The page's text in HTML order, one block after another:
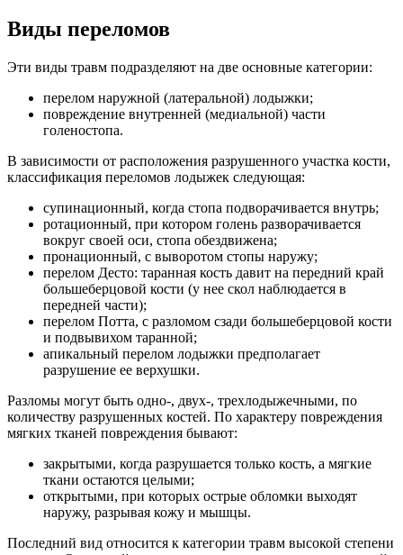
Виды переломов
Эти виды травм подразделяют на две основные категории:
перелом наружной (латеральной) лодыжки;
повреждение внутренней (медиальной) части
голеностопа.
В зависимости от расположения разрушенного участка кости,
классификация переломов лодыжек следующая:
супинационный, когда стопа подворачивается внутрь;
ротационный, при котором голень разворачивается
вокруг своей оси, стопа обездвижена;
пронационный, с выворотом стопы наружу;
перелом Десто: таранная кость давит на передний край
большеберцовой кости (у нее скол наблюдается в
передней части);
перелом Потта, с разломом сзади большеберцовой кости
и подвывихом таранной;
апикальный перелом лодыжки предполагает
разрушение ее верхушки.
Разломы могут быть одно-, двух-, трехлодыжечными, по
количеству разрушенных костей. По характеру повреждения
мягких тканей повреждения бывают:
закрытыми, когда разрушается только кость, а мягкие
ткани остаются целыми;
открытыми, при которых острые обломки выходят
наружу, разрывая кожу и мышцы.
Последний вид относится к категории травм высокой степени